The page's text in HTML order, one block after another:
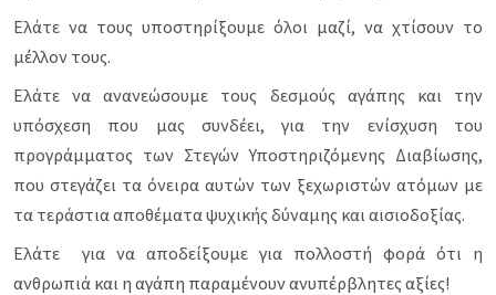
Ελάτε να τους υποστηρίξουμε όλοι μαζί, να χτίσουν το
μέλλον τους.
Ελάτε να ανανεώσουμε τους δεσμούς αγάπης και την
υπόσχεση που μας συνδέει, για την ενίσχυση του
προγράμματος των Στεγών Υποστηριζόμενης Διαβίωσης,
που στεγάζει τα όνειρα αυτών των ξεχωριστών ατόμων με
τα τεράστια αποθέματα ψυχικής δύναμης και αισιοδοξίας.
Ελάτε για να αποδείξουμε για πολλοστή φορά ότι η
ανθρωπιά και η αγάπη παραμένουν ανυπέρβλητες αξίες!